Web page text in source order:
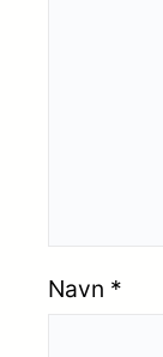
Navn *